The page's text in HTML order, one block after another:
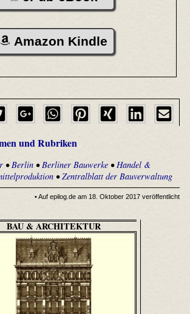
Amazon Kindle
und Rubriken
• Berlin• Berliner Bauwerke• Handel &
•Zentralblatt der Bauverwaltung
• Auf epilog.de am 18. Oktober 2017 veröffentlicht
BAU & ARCHITEKTUR